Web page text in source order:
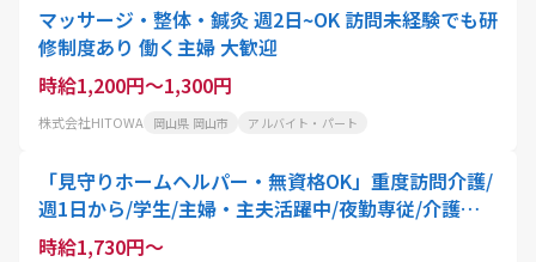
マッサージ・整体・鍼灸 週2日~OK 訪問未経験でも研
修制度あり 働く主婦 大歓迎
時給1,200円～1,300円
株式会社HITOWA 岡山県 岡山市 アルバイト・パート
「見守りホームヘルパー・無資格OK」重度訪問介護/
週1日から/学生/主婦・主夫活躍中/夜勤専従/介護職
員
時給1,730円～